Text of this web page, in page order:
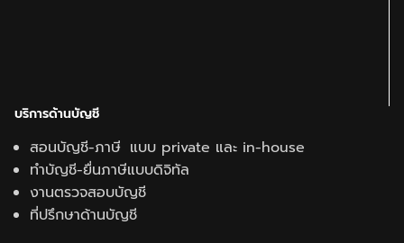
บริการด้านบัญชี
สอนบัญชี-ภาษี แบบ private และ in-house
ทำบัญชี-ยื่นภาษีแบบดิจิทัล
งานตรวจสอบบัญชี
ที่ปรึกษาด้านบัญชี